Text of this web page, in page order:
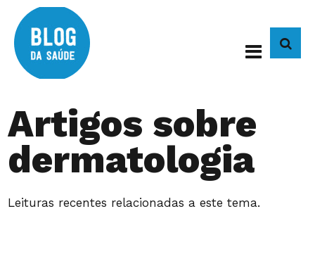
Artigos sobre
dermatologia
Leituras recentes relacionadas a este tema.